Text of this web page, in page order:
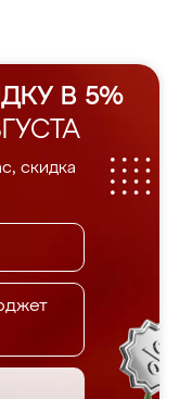
В 5%
скидка